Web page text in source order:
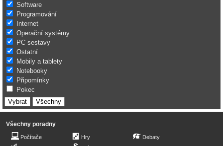
Software
Programování
Internet
Operační systémy
PC sestavy
Ostatní
Mobily a tablety
Notebooky
Připomínky
Pokec
Všechny poradny
Počítače
Hry
Debaty